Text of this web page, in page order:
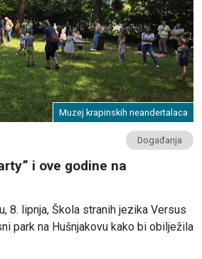
Muzej krapinskih neandertalaca
Događanja
i ove godine na
8. lipnja, Škola stranih jezika Versus
park na Hušnjakovu kako bi obilježila